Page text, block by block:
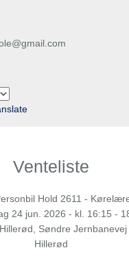
Venteliste
Hold 2611 -
24 jun. 2026 - kl. 16:15 -
Søndre
Hillerød